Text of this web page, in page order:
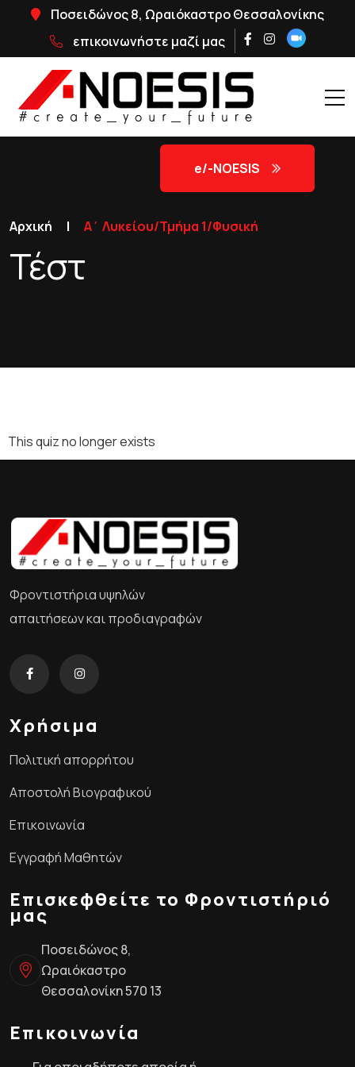
Ποσειδώνος 8, Ωραιόκαστρο Θεσσαλονίκης
επικοινωνήστε μαζί μας
e/-NOΕSIS
Αρχική | Α΄ Λυκείου/Τμήμα 1/Φυσική
Τέστ
This quiz no longer exists
Φροντιστήρια υψηλών
απαιτήσεων και προδιαγραφών
Χρήσιμα
Πολιτική απορρήτου
Αποστολή Βιογραφικού
Επικοινωνία
Εγγραφή Μαθητών
Επισκεφθείτε το Φροντιστήριό
μας
Ποσειδώνος 8,
Ωραιόκαστρο
Θεσσαλονίκη 570 13
Επικοινωνία